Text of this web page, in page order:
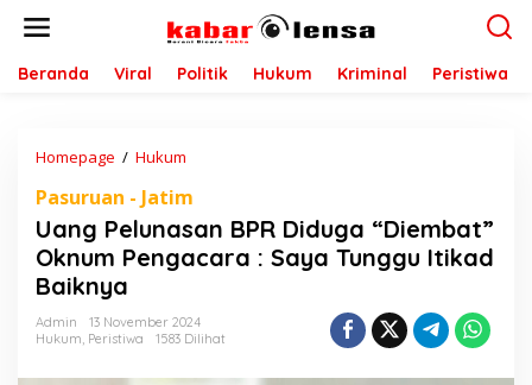
Beranda Viral Politik Hukum Kriminal Peristiwa
Homepage / Hukum
n
g
P
e
n
a
Pasuruan - Jatim
Uang Pelunasan BPR Diduga “Diembat”
Oknum Pengacara : Saya Tunggu Itikad
Baiknya
Admin
13 November 2024
Hukum, Peristiwa 1583 Dilihat